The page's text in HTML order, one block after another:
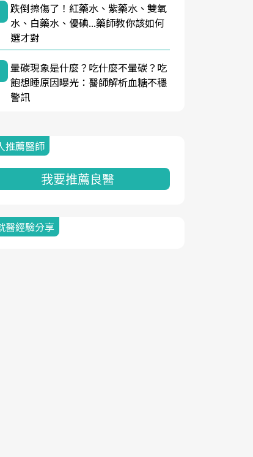
跌倒擦傷了！紅藥水、紫藥水、雙氧
水、白藥水、優碘...藥師教你該如何
選才對
暈碳現象是什麼？吃什麼不暈碳？吃
飽想睡原因曝光：醫師解析血糖不穩
警訊
推薦醫師
我要推薦良醫
醫經驗分享